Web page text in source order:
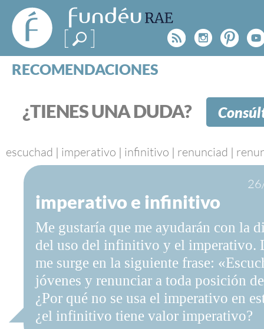
FundéuRAE
- Fundación
del Español
Urgente
Rss
RECOMENDACIONES
CATEGORÍAS
ESPECIALES
BLOG
NOTICIAS
SOBRE LA FUNDÉURAE
FundéuRAE es una fundación patrocinada por la
y la Real Academia Española, cuyo objetivo es
el buen uso del español en los medios de
Internet.
¿TIENES UNA DUDA?
escuchad | imperativo | infinitivo | renunciad |
imperativo e infinitivo
Me gustaría que me ayudarán con la
del uso del infinitivo y el imperativo.
me surge en la siguiente frase:
jóvenes y renunciar a toda posición
¿Por qué no se usa el imperativo en
¿el infinitivo tiene valor imperativo?